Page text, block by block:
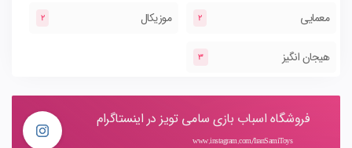
معمایی 2 موزیکال 2
هیجان انگیز 3
فروشگاه اسباب بازی سامی تویز در اینستاگرام
www.instagram.com/IranSamiToys